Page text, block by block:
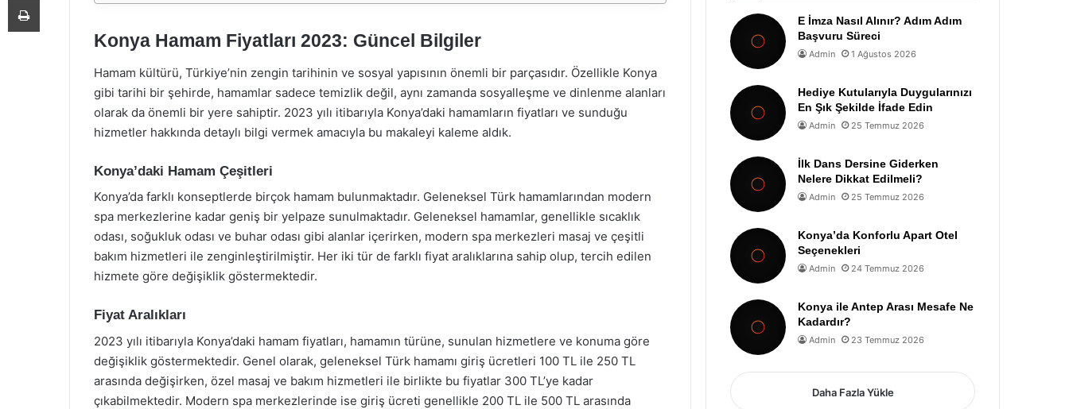
Konya Hamam Fiyatları 2023: Güncel Bilgiler
Hamam kültürü, Türkiye’nin zengin tarihinin ve sosyal yapısının önemli bir parçasıdır. Özellikle Konya
gibi tarihi bir şehirde, hamamlar sadece temizlik değil, aynı zamanda sosyalleşme ve dinlenme alanları
olarak da önemli bir yere sahiptir. 2023 yılı itibarıyla Konya’daki hamamların fiyatları ve sunduğu
hizmetler hakkında detaylı bilgi vermek amacıyla bu makaleyi kaleme aldık.
Konya’daki Hamam Çeşitleri
Konya’da farklı konseptlerde birçok hamam bulunmaktadır. Geleneksel Türk hamamlarından modern
spa merkezlerine kadar geniş bir yelpaze sunulmaktadır. Geleneksel hamamlar, genellikle sıcaklık
odası, soğukluk odası ve buhar odası gibi alanlar içerirken, modern spa merkezleri masaj ve çeşitli
bakım hizmetleri ile zenginleştirilmiştir. Her iki tür de farklı fiyat aralıklarına sahip olup, tercih edilen
hizmete göre değişiklik göstermektedir.
Fiyat Aralıkları
2023 yılı itibarıyla Konya’daki hamam fiyatları, hamamın türüne, sunulan hizmetlere ve konuma göre
değişiklik göstermektedir. Genel olarak, geleneksel Türk hamamı giriş ücretleri 100 TL ile 250 TL
arasında değişirken, özel masaj ve bakım hizmetleri ile birlikte bu fiyatlar 300 TL’ye kadar
çıkabilmektedir. Modern spa merkezlerinde ise giriş ücreti genellikle 200 TL ile 500 TL arasında
E İmza Nasıl Alınır? Adım Adım
Başvuru Süreci
Admin 1 Ağustos 2026
Hediye Kutularıyla Duygularınızı
En Şık Şekilde İfade Edin
Admin 25 Temmuz 2026
İlk Dans Dersine Giderken
Nelere Dikkat Edilmeli?
Admin 25 Temmuz 2026
Konya’da Konforlu Apart Otel
Seçenekleri
Admin 24 Temmuz 2026
Konya ile Antep Arası Mesafe Ne
Kadardır?
Admin 23 Temmuz 2026
Daha Fazla Yükle